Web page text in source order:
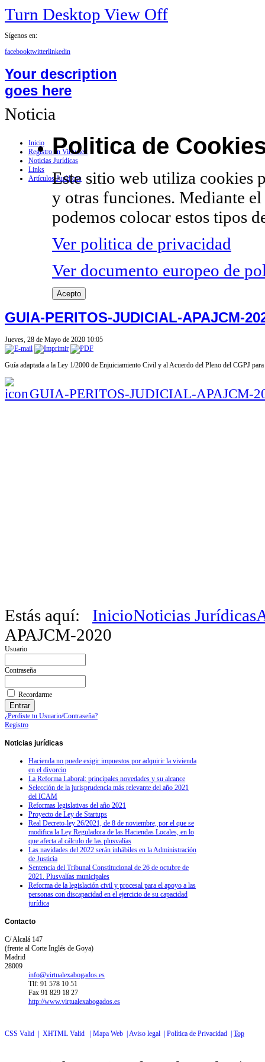
Turn Desktop View Off
Sígenos en:
facebooktwitterlinkedin
Your description
goes here
Inicio
Registro en Virtualex
Noticias Jurídicas
Links
Artículos Jurídicos
Noticia
Politica de
Este sitio web utiliza cookies
y otras funciones. Mediante
podemos colocar estos tipos
Ver politica de privacidad
Ver documento europeo de
Acepto
GUIA-PERITOS-JUDICIAL-APAJCM-
Jueves, 28 de Mayo de 2020 10:05
Guía adaptada a la Ley 1/2000 de Enjuiciamiento Civil y al Acuerdo del Pleno del CGPJ
GUIA-PERITOS-JUDICIAL-APAJCM-
Estás aquí: InicioNoticias Jurídicas
APAJCM-2020
Usuario
Contraseña
Recordarme
¿Perdiste tu Usuario/Contraseña?
Registro
Noticias jurídicas
Hacienda no puede exigir impuestos por adquirir la vivienda
en el divorcio
La Reforma Laboral: principales novedades y su alcance
Selección de la jurisprudencia más relevante del año 2021
del ICAM
Reformas legislativas del año 2021
Proyecto de Ley de Startups
Real Decreto-ley 26/2021, de 8 de noviembre, por el que se
modifica la Ley Reguladora de las Haciendas Locales, en lo
que afecta al cálculo de las plusvalías
Las navidades del 2022 serán inhábiles en la Administración
de Justicia
Sentencia del Tribunal Constitucional de 26 de octubre de
2021. Plusvalías municipales
Reforma de la legislación civil y procesal para el apoyo a las
personas con discapacidad en el ejercicio de su capacidad
jurídica
Contacto
C/ Alcalá 147
(frente al Corte Inglés de Goya)
Madrid
28009
info@virtualexabogados.es
Tlf: 91 578 10 51
Fax 91 829 18 27
http://www.virtualexabogados.es
CSS Valid | XHTML Valid | Mapa Web |Aviso legal | Política de Privacidad | Top